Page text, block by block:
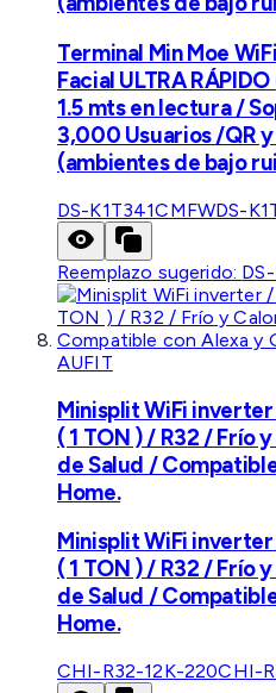
Terminal Min Moe
Facial ULTRA
1.5 mts en lectura /
3,000 Usuarios /QR
(ambientes de bajo
DS-K1T341CMFWDS-
Reemplazo sugerido:
AUFIT
Minisplit WiFi inverter
( 1 TON ) / R32 / Frío
de Salud /
Home.
Minisplit WiFi inverter
( 1 TON ) / R32 / Frío
de Salud /
Home.
CHI-R32-12K-220CHI-